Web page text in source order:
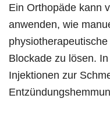
Ein Orthopäde kann
anwenden, wie
Blockade zu lösen.
Injektionen zur